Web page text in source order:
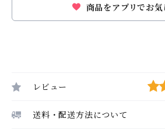
商品をアプリでお気
レビュー
送料・配送方法について